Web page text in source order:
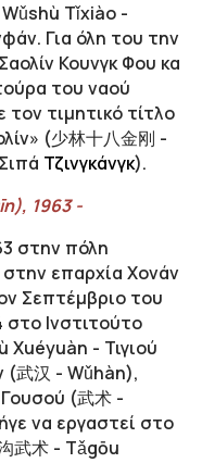
Tǐxiào -
Για όλη του την
Κουνγκ Φου κα
του ναού
τον τιμητικό τίτλο
(少林十八金刚 -
Τζινγκάνγκ).
), 1963 -
στην πόλη
επαρχία Χονάν
Σεπτέμβριο του
στο Ινστιτούτο
Xuéyuàn - Τιγιού
(武汉 - Wǔhàn),
(武术 -
να εργαστεί στο
武术 - Tǎgōu